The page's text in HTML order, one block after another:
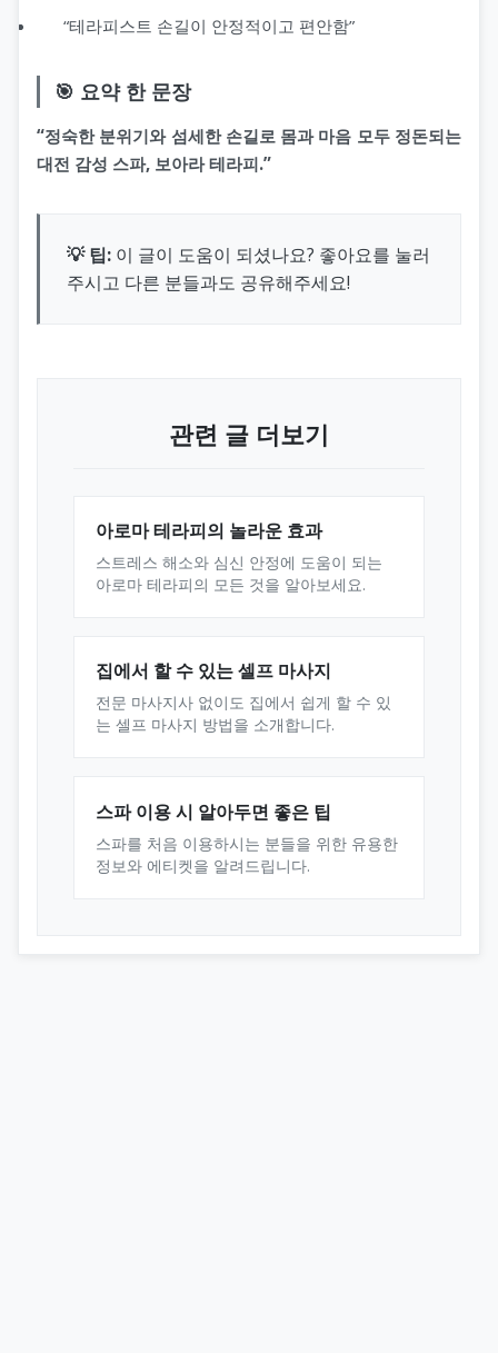
“테라피스트 손길이 안정적이고 편안함”
🎯 요약 한 문장
“정숙한 분위기와 섬세한 손길로 몸과 마음 모두 정돈되는
대전 감성 스파, 보아라 테라피.”
💡 팁: 이 글이 도움이 되셨나요? 좋아요를 눌러
주시고 다른 분들과도 공유해주세요!
관련 글 더보기
아로마 테라피의 놀라운 효과
스트레스 해소와 심신 안정에 도움이 되는
아로마 테라피의 모든 것을 알아보세요.
집에서 할 수 있는 셀프 마사지
전문 마사지사 없이도 집에서 쉽게 할 수 있
는 셀프 마사지 방법을 소개합니다.
스파 이용 시 알아두면 좋은 팁
스파를 처음 이용하시는 분들을 위한 유용한
정보와 에티켓을 알려드립니다.